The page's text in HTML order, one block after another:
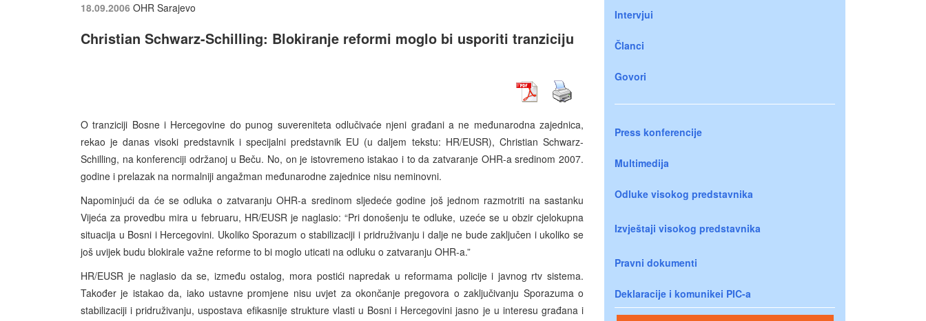
18.09.2006 OHR Sarajevo
Christian Schwarz-Schilling: Blokiranje reformi moglo bi usporiti tranziciju
O tranziciji Bosne i Hercegovine do punog suvereniteta odlučivaće njeni građani a ne međunarodna zajednica,
rekao je danas visoki predstavnik i specijalni predstavnik EU (u daljem tekstu: HR/EUSR), Christian Schwarz-
Schilling, na konferenciji održanoj u Beču. No, on je istovremeno istakao i to da zatvaranje OHR-a sredinom 2007.
godine i prelazak na normalniji angažman međunarodne zajednice nisu neminovni.
Napominjući da će se odluka o zatvaranju OHR-a sredinom sljedeće godine još jednom razmotriti na sastanku
Vijeća za provedbu mira u februaru, HR/EUSR je naglasio: “Pri donošenju te odluke, uzeće se u obzir cjelokupna
situacija u Bosni i Hercegovini. Ukoliko Sporazum o stabilizaciji i pridruživanju i dalje ne bude zaključen i ukoliko se
još uvijek budu blokirale važne reforme to bi moglo uticati na odluku o zatvaranju OHR-a.”
HR/EUSR je naglasio da se, između ostalog, mora postići napredak u reformama policije i javnog rtv sistema.
Također je istakao da, iako ustavne promjene nisu uvjet za okončanje pregovora o zaključivanju Sporazuma o
stabilizaciji i pridruživanju, uspostava efikasnije strukture vlasti u Bosni i Hercegovini jasno je u interesu građana i
Intervjui
Članci
Govori
Press konferencije
Multimedija
Odluke visokog predstavnika
Izvještaji visokog predstavnika
Pravni dokumenti
Deklaracije i komunikei PIC-a